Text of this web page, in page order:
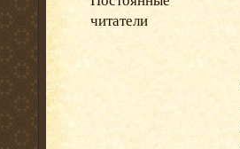
читатели